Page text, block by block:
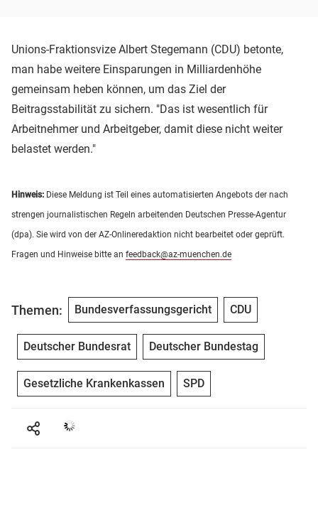
Unions-Fraktionsvize Albert Stegemann (CDU) betonte,
man habe weitere Einsparungen in Milliardenhöhe
gemeinsam heben können, um das Ziel der
Beitragsstabilität zu sichern. "Das ist wesentlich für
Arbeitnehmer und Arbeitgeber, damit diese nicht weiter
belastet werden."
Hinweis: Diese Meldung ist Teil eines automatisierten Angebots der nach
strengen journalistischen Regeln arbeitenden Deutschen Presse-Agentur
(dpa). Sie wird von der AZ-Onlineredaktion nicht bearbeitet oder geprüft.
Fragen und Hinweise bitte an feedback@az-muenchen.de
Themen: Bundesverfassungsgericht CDU
Deutscher Bundesrat Deutscher Bundestag
Gesetzliche Krankenkassen SPD